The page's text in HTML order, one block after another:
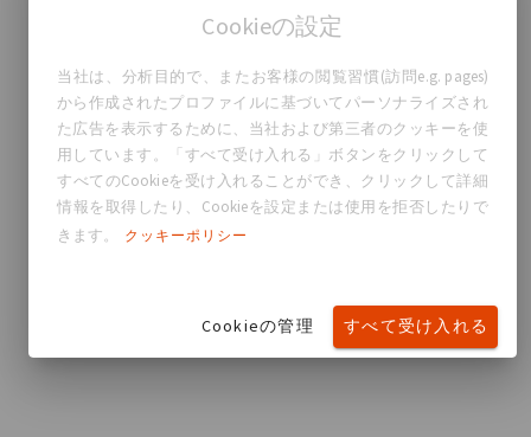
Cookieの設定
当社は、分析目的で、またお客様の閲覧習慣(訪問e.g. pages)
から作成されたプロファイルに基づいてパーソナライズされ
た広告を表示するために、当社および第三者のクッキーを使
用しています。「すべて受け入れる」ボタンをクリックして
すべてのCookieを受け入れることができ、クリックして詳細
情報を取得したり、Cookieを設定または使用を拒否したりで
きます。
クッキーポリシー
Cookieの管理 すべて受け入れる